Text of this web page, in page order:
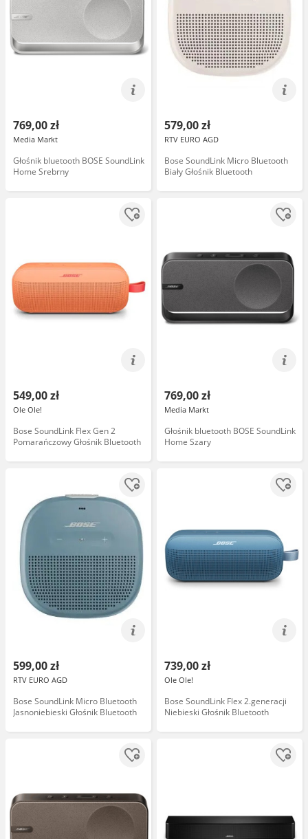
769,00 zł
Media Markt
Głośnik bluetooth BOSE SoundLink
Home Srebrny
579,00 zł
RTV EURO AGD
Bose SoundLink Micro Bluetooth
Biały Głośnik Bluetooth
549,00 zł
Ole Ole!
Bose SoundLink Flex Gen 2
Pomarańczowy Głośnik Bluetooth
769,00 zł
Media Markt
Głośnik bluetooth BOSE SoundLink
Home Szary
599,00 zł
RTV EURO AGD
Bose SoundLink Micro Bluetooth
Jasnoniebieski Głośnik Bluetooth
739,00 zł
Ole Ole!
Bose SoundLink Flex 2.generacji
Niebieski Głośnik Bluetooth